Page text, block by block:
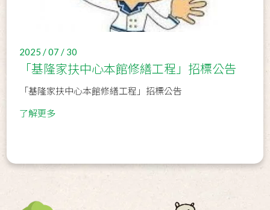
2025 / 07 / 30
「基隆家扶中心本館修繕工程」招標公告
「基隆家扶中心本館修繕工程」招標公告
了解更多